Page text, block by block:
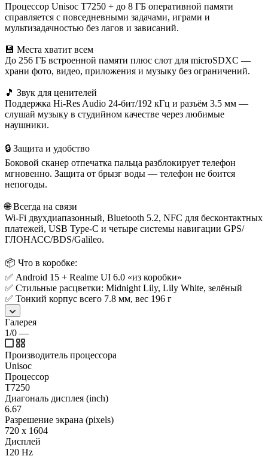
Процессор Unisoc T7250 + до 8 ГБ оперативной памяти
справляется с повседневными задачами, играми и
мультизадачностью без лагов и зависаний.
💾 Места хватит всем
До 256 ГБ встроенной памяти плюс слот для microSDXC —
храни фото, видео, приложения и музыку без ограничений.
🎵 Звук для ценителей
Поддержка Hi-Res Audio 24-бит/192 кГц и разъём 3.5 мм —
слушай музыку в студийном качестве через любимые
наушники.
🔒 Защита и удобство
Боковой сканер отпечатка пальца разблокирует телефон
мгновенно. Защита от брызг воды — телефон не боится
непогоды.
🌐 Всегда на связи
Wi-Fi двухдиапазонный, Bluetooth 5.2, NFC для бесконтактных
платежей, USB Type-C и четыре системы навигации GPS/
ГЛОНАСС/BDS/Galileo.
📦 Что в коробке:
✅ Android 15 + Realme UI 6.0 «из коробки»
✅ Стильные расцветки: Midnight Lily, Lily White, зелёный
✅ Тонкий корпус всего 7.8 мм, вес 196 г
Галерея
1/0 —
Производитель процессора
Unisoc
Процессор
T7250
Диагональ дисплея (inch)
6.67
Разрешение экрана (pixels)
720 x 1604
Дисплей
120 Hz